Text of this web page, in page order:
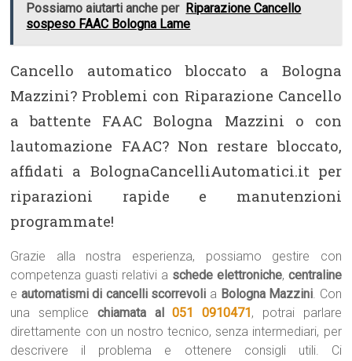
Possiamo aiutarti anche per Riparazione Cancello
sospeso FAAC Bologna Lame
Cancello automatico bloccato a Bologna
Mazzini? Problemi con Riparazione Cancello
a battente FAAC Bologna Mazzini o con
lautomazione FAAC? Non restare bloccato,
affidati a BolognaCancelliAutomatici.it per
riparazioni rapide e manutenzioni
programmate!
Grazie alla nostra esperienza, possiamo gestire con
competenza guasti relativi a schede elettroniche, centraline
e automatismi di cancelli scorrevoli a Bologna Mazzini. Con
una semplice chiamata al051 0910471, potrai parlare
direttamente con un nostro tecnico, senza intermediari, per
descrivere il problema e ottenere consigli utili. Ci